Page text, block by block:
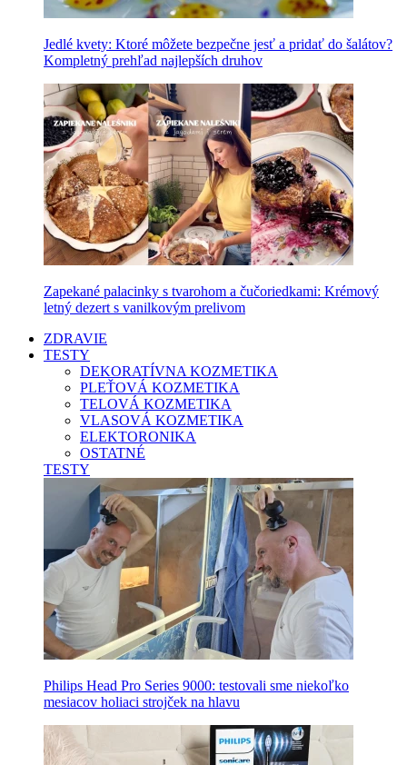
Jedlé kvety: Ktoré môžete bezpečne jesť a pridať do šalátov?
Kompletný prehľad najlepších druhov
Zapekané palacinky s tvarohom a čučoriedkami: Krémový
letný dezert s vanilkovým prelivom
ZDRAVIE
TESTY
DEKORATÍVNA KOZMETIKA
PLEŤOVÁ KOZMETIKA
TELOVÁ KOZMETIKA
VLASOVÁ KOZMETIKA
ELEKTORONIKA
OSTATNÉ
TESTY
Philips Head Pro Series 9000: testovali sme niekoľko
mesiacov holiaci strojček na hlavu